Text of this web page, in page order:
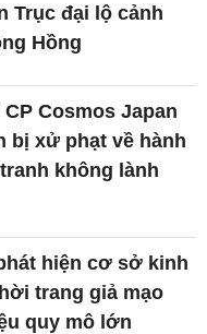
Trục đại lộ cảnh
Hồng
Cosmos Japan
bị xử phạt về hành
không lành
hiện cơ sở kinh
trang giả mạo
quy mô lớn